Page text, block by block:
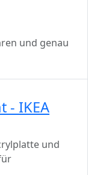
und genau
- IKEA
und